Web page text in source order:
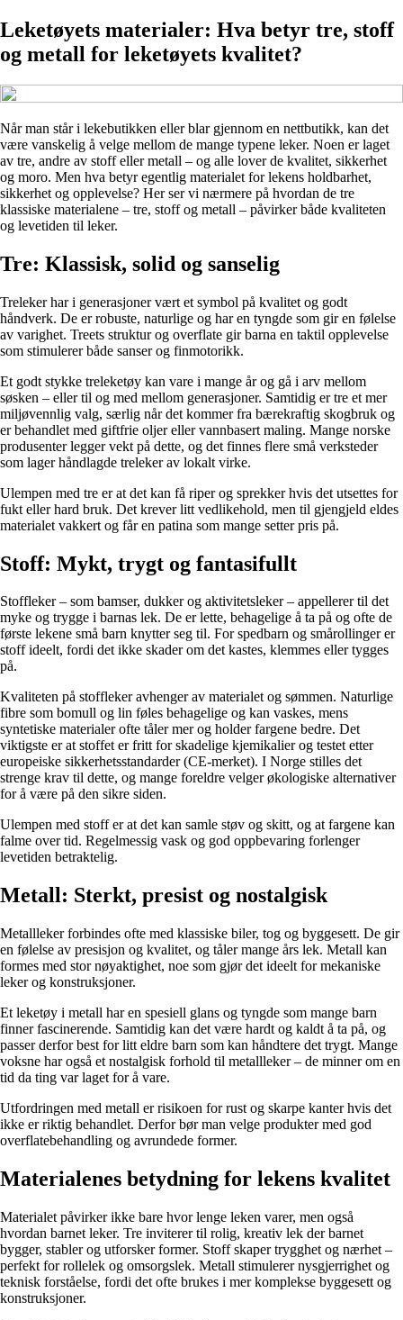
Leketøyets materialer: Hva betyr tre, stoff
og metall for leketøyets kvalitet?
Når man står i lekebutikken eller blar gjennom en nettbutikk, kan det
være vanskelig å velge mellom de mange typene leker. Noen er laget
av tre, andre av stoff eller metall – og alle lover de kvalitet, sikkerhet
og moro. Men hva betyr egentlig materialet for lekens holdbarhet,
sikkerhet og opplevelse? Her ser vi nærmere på hvordan de tre
klassiske materialene – tre, stoff og metall – påvirker både kvaliteten
og levetiden til leker.
Tre: Klassisk, solid og sanselig
Treleker har i generasjoner vært et symbol på kvalitet og godt
håndverk. De er robuste, naturlige og har en tyngde som gir en følelse
av varighet. Treets struktur og overflate gir barna en taktil opplevelse
som stimulerer både sanser og finmotorikk.
Et godt stykke treleketøy kan vare i mange år og gå i arv mellom
søsken – eller til og med mellom generasjoner. Samtidig er tre et mer
miljøvennlig valg, særlig når det kommer fra bærekraftig skogbruk og
er behandlet med giftfrie oljer eller vannbasert maling. Mange norske
produsenter legger vekt på dette, og det finnes flere små verksteder
som lager håndlagde treleker av lokalt virke.
Ulempen med tre er at det kan få riper og sprekker hvis det utsettes for
fukt eller hard bruk. Det krever litt vedlikehold, men til gjengjeld eldes
materialet vakkert og får en patina som mange setter pris på.
Stoff: Mykt, trygt og fantasifullt
Stoffleker – som bamser, dukker og aktivitetsleker – appellerer til det
myke og trygge i barnas lek. De er lette, behagelige å ta på og ofte de
første lekene små barn knytter seg til. For spedbarn og smårollinger er
stoff ideelt, fordi det ikke skader om det kastes, klemmes eller tygges
på.
Kvaliteten på stoffleker avhenger av materialet og sømmen. Naturlige
fibre som bomull og lin føles behagelige og kan vaskes, mens
syntetiske materialer ofte tåler mer og holder fargene bedre. Det
viktigste er at stoffet er fritt for skadelige kjemikalier og testet etter
europeiske sikkerhetsstandarder (CE-merket). I Norge stilles det
strenge krav til dette, og mange foreldre velger økologiske alternativer
for å være på den sikre siden.
Ulempen med stoff er at det kan samle støv og skitt, og at fargene kan
falme over tid. Regelmessig vask og god oppbevaring forlenger
levetiden betraktelig.
Metall: Sterkt, presist og nostalgisk
Metallleker forbindes ofte med klassiske biler, tog og byggesett. De gir
en følelse av presisjon og kvalitet, og tåler mange års lek. Metall kan
formes med stor nøyaktighet, noe som gjør det ideelt for mekaniske
leker og konstruksjoner.
Et leketøy i metall har en spesiell glans og tyngde som mange barn
finner fascinerende. Samtidig kan det være hardt og kaldt å ta på, og
passer derfor best for litt eldre barn som kan håndtere det trygt. Mange
voksne har også et nostalgisk forhold til metallleker – de minner om en
tid da ting var laget for å vare.
Utfordringen med metall er risikoen for rust og skarpe kanter hvis det
ikke er riktig behandlet. Derfor bør man velge produkter med god
overflatebehandling og avrundede former.
Materialenes betydning for lekens kvalitet
Materialet påvirker ikke bare hvor lenge leken varer, men også
hvordan barnet leker. Tre inviterer til rolig, kreativ lek der barnet
bygger, stabler og utforsker former. Stoff skaper trygghet og nærhet –
perfekt for rollelek og omsorgslek. Metall stimulerer nysgjerrighet og
teknisk forståelse, fordi det ofte brukes i mer komplekse byggesett og
konstruksjoner.